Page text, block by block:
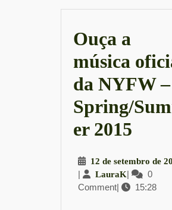
Ouça a
música
da NYFW –
Spring/
er 2015
oficial
12 de setembro de
| LauraKLauraK
|
0
Comment| 15:28